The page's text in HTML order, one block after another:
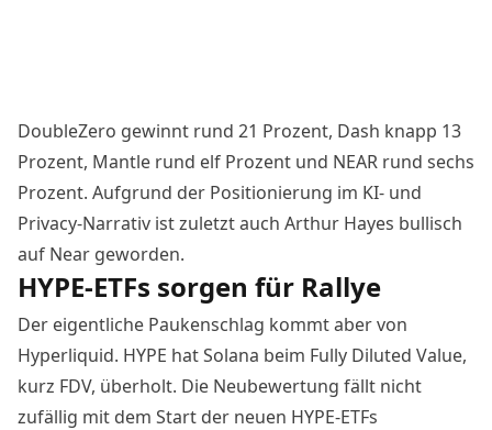
DoubleZero gewinnt rund 21 Prozent, Dash knapp 13
Prozent, Mantle rund elf Prozent und NEAR rund sechs
Prozent. Aufgrund der Positionierung im KI- und
Privacy-Narrativ ist zuletzt auch Arthur Hayes bullisch
auf Near geworden.
HYPE-ETFs sorgen für Rallye
Der eigentliche Paukenschlag kommt aber von
Hyperliquid. HYPE hat Solana beim Fully Diluted Value,
kurz FDV, überholt. Die Neubewertung fällt nicht
zufällig mit dem Start der neuen HYPE-ETFs